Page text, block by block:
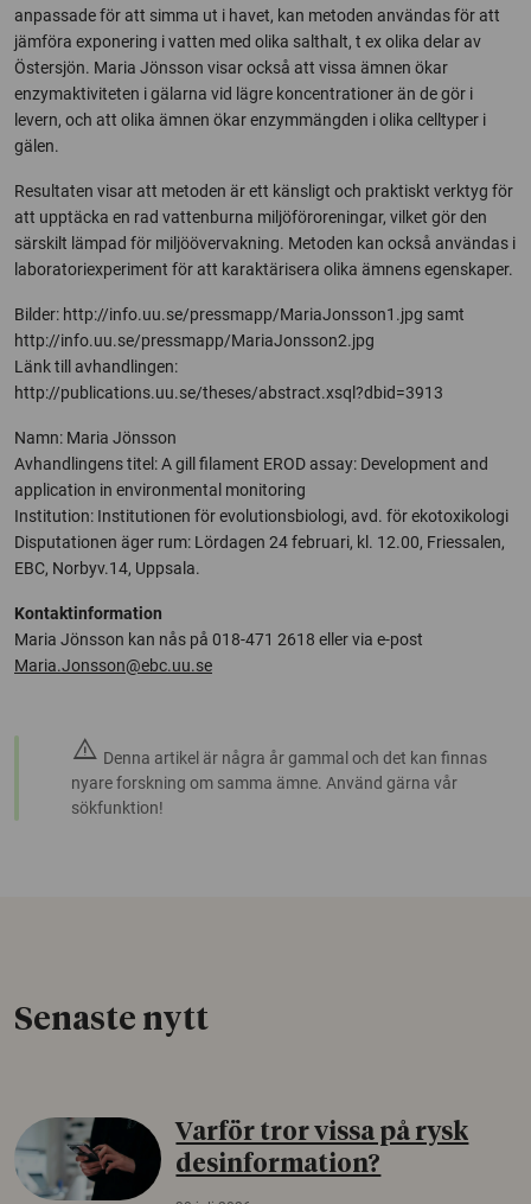
anpassade för att simma ut i havet, kan metoden användas för att
jämföra exponering i vatten med olika salthalt, t ex olika delar av
Östersjön. Maria Jönsson visar också att vissa ämnen ökar
enzymaktiviteten i gälarna vid lägre koncentrationer än de gör i
levern, och att olika ämnen ökar enzymmängden i olika celltyper i
gälen.
Resultaten visar att metoden är ett känsligt och praktiskt verktyg för
att upptäcka en rad vattenburna miljöföroreningar, vilket gör den
särskilt lämpad för miljöövervakning. Metoden kan också användas i
laboratoriexperiment för att karaktärisera olika ämnens egenskaper.
Bilder: http://info.uu.se/pressmapp/MariaJonsson1.jpg samt
http://info.uu.se/pressmapp/MariaJonsson2.jpg
Länk till avhandlingen:
http://publications.uu.se/theses/abstract.xsql?dbid=3913
Namn: Maria Jönsson
Avhandlingens titel: A gill filament EROD assay: Development and
application in environmental monitoring
Institution: Institutionen för evolutionsbiologi, avd. för ekotoxikologi
Disputationen äger rum: Lördagen 24 februari, kl. 12.00, Friessalen,
EBC, Norbyv.14, Uppsala.
Kontaktinformation
Maria Jönsson kan nås på 018-471 2618 eller via e-post
Maria.Jonsson@ebc.uu.se
warning Denna artikel är några år gammal och det kan finnas
nyare forskning om samma ämne. Använd gärna vår
sökfunktion!
Senaste nytt
Varför tror vissa på rysk
desinformation?